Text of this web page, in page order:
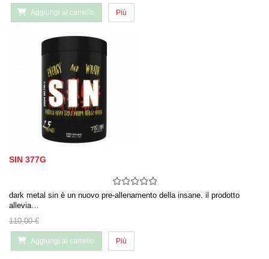
Aggiungi al carrello Più
SIN 377G
dark metal sin è un nuovo pre-allenamento della insane. il prodotto
allevia…
110,00 €
Aggiungi al carrello Più